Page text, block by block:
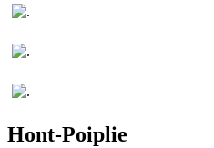
Hont-Poiplie